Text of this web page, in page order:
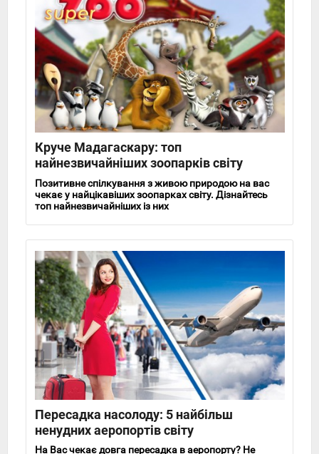
Круче Мадагаскару: топ
найнезвичайніших зоопарків світу
Позитивне спілкування з живою природою на вас
чекає у найцікавіших зоопарках світу. Дізнайтесь
топ найнезвичайніших із них
Пересадка насолоду: 5 найбільш
ненудних аеропортів світу
На Вас чекає довга пересадка в аеропорту? Не